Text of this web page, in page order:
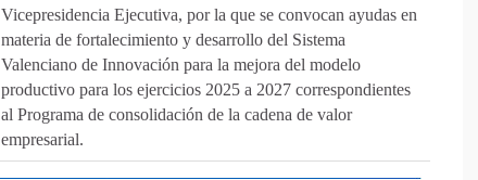
Vicepresidencia Ejecutiva, por la que se convocan ayudas en
materia de fortalecimiento y desarrollo del Sistema
Valenciano de Innovación para la mejora del modelo
productivo para los ejercicios 2025 a 2027 correspondientes
al Programa de consolidación de la cadena de valor
empresarial.